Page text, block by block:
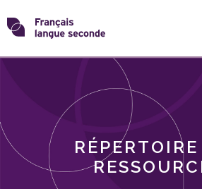
Skip
toTransformons
langue
RÉPERTOIRE
THÈMES